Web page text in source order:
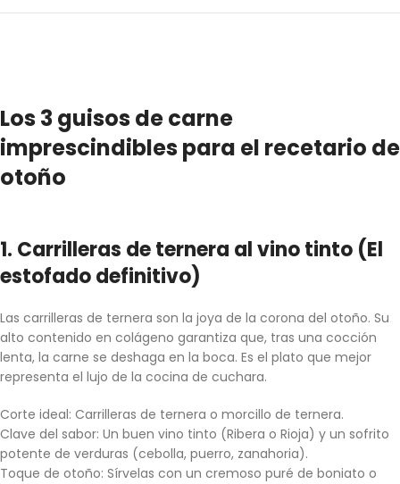
Los 3 guisos de carne
imprescindibles para el recetario de
otoño
1. Carrilleras de ternera al vino tinto (El
estofado definitivo)
Las carrilleras de ternera son la joya de la corona del otoño. Su
alto contenido en colágeno garantiza que, tras una cocción
lenta, la carne se deshaga en la boca. Es el plato que mejor
representa el lujo de la cocina de cuchara.
Corte ideal: Carrilleras de ternera o morcillo de ternera.
Clave del sabor: Un buen vino tinto (Ribera o Rioja) y un sofrito
potente de verduras (cebolla, puerro, zanahoria).
Toque de otoño: Sírvelas con un cremoso puré de boniato o